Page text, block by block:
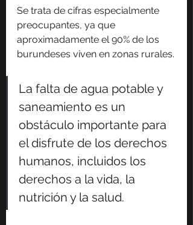
Se trata de cifras especialmente
preocupantes, ya que
aproximadamente el 90% de los
burundeses viven en zonas rurales.
La falta de agua potable y
saneamiento es un
obstáculo importante para
el disfrute de los derechos
humanos, incluidos los
derechos a la vida, la
nutrición y la salud.